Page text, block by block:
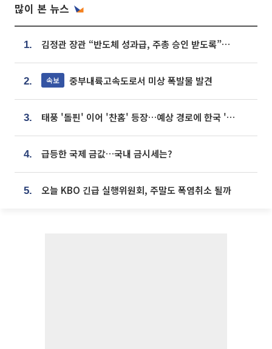
많이 본 뉴스
1. 김정관 장관 “반도체 성과급, 주총 승인 받도록”…상법·자본시장법 개정 시사
2. 속보 중부내륙고속도로서 미상 폭발물 발견
3. 태풍 '돌핀' 이어 '찬홈' 등장…예상 경로에 한국 '한숨'
4. 급등한 국제 금값…국내 금시세는?
5. 오늘 KBO 긴급 실행위원회, 주말도 폭염취소 될까